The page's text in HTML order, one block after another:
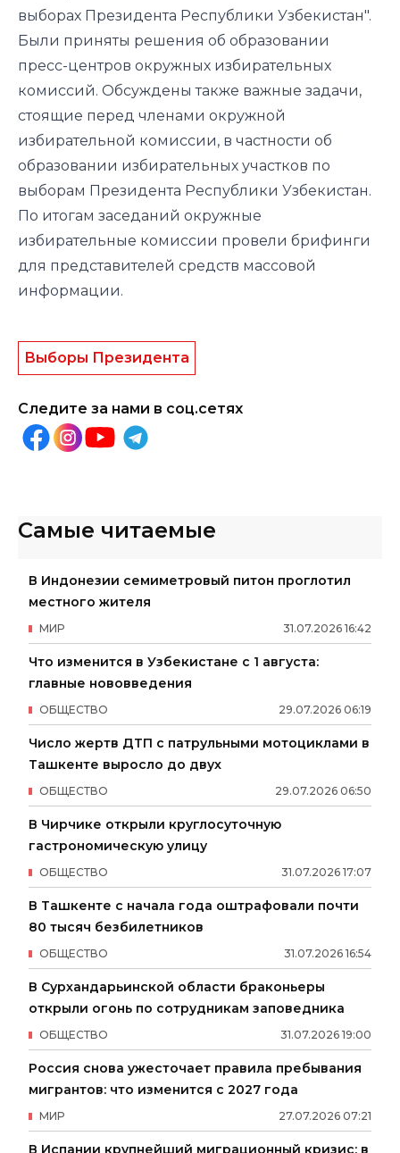
выборах Президента Республики Узбекистан".
Были приняты решения об образовании
пресс-центров окружных избирательных
комиссий. Обсуждены также важные задачи,
стоящие перед членами окружной
избирательной комиссии, в частности об
образовании избирательных участков по
выборам Президента Республики Узбекистан.
По итогам заседаний окружные
избирательные комиссии провели брифинги
для представителей средств массовой
информации.
Выборы Президента
Следите за нами в соц.сетях
Самые читаемые
В Индонезии семиметровый питон проглотил
местного жителя
31.07.2026 16:42
МИР
Что изменится в Узбекистане с 1 августа:
главные нововведения
29.07.2026 06:19
ОБЩЕСТВО
Число жертв ДТП с патрульными мотоциклами в
Ташкенте выросло до двух
29.07.2026 06:50
ОБЩЕСТВО
В Чирчике открыли круглосуточную
гастрономическую улицу
31.07.2026 17:07
ОБЩЕСТВО
В Ташкенте с начала года оштрафовали почти
80 тысяч безбилетников
31.07.2026 16:54
ОБЩЕСТВО
В Сурхандарьинской области браконьеры
открыли огонь по сотрудникам заповедника
31.07.2026 19:00
ОБЩЕСТВО
Россия снова ужесточает правила пребывания
мигрантов: что изменится с 2027 года
27.07.2026 07:21
МИР
В Испании крупнейший миграционный кризис: в